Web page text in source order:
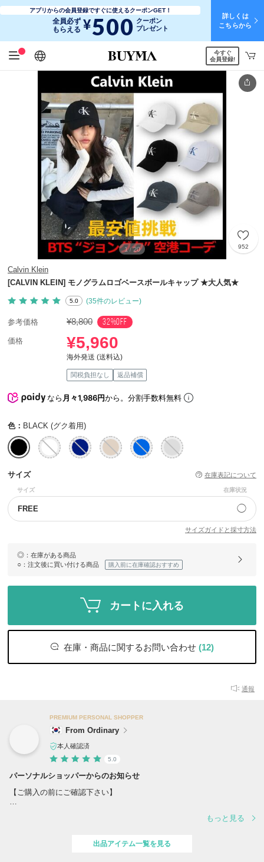
アプリからの会員登録ですぐに使えるクーポンGET！
全員必ず
もらえる ¥500 クーポン
プレゼント
詳しくは
こちらから
日本語
English
简体中文
繁體中文
今すぐ
会員登録!
1 / 20 952
Calvin Klein
[CALVIN KLEIN] モノグラムロゴベースボールキャップ ★大人気★
5.0 (35件のレビュー)
参考価格 ¥8,800 32%OFF
価格 ¥5,960
海外発送 (送料込)
関税負担なし 返品補償
なら 月々1,986円から。分割手数料無料
色： BLACK (グク着用)
サイズ 在庫表記について
サイズ 在庫状況
FREE ◯
サイズガイドと採寸方法
◎ ：在庫がある商品
○ ：注文後に買い付ける商品 購入前に在庫確認おすすめ
カートに入れる
在庫・商品に関するお問い合わせ (12)
通報
PREMIUM PERSONAL SHOPPER
From Ordinary
本人確認済
5.0
パーソナルショッパーからのお知らせ
【ご購入の前にご確認下さい】
■手元に在庫がない商品は、バイマにてご入金の確認が出来てからの買
い付け3-5日(営業日基準)となります。(一部商品を除く)
もっと見る
出品アイテム一覧を見る